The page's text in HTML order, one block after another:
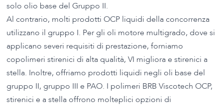
solo olio base del Gruppo II.
Al contrario, molti prodotti OCP liquidi della concorrenza
utilizzano il gruppo I. Per gli oli motore multigrado, dove si
applicano severi requisiti di prestazione, forniamo
copolimeri stirenici di alta qualità, VI migliora e stirenici a
stella. Inoltre, offriamo prodotti liquidi negli oli base del
gruppo II, gruppo III e PAO. I polimeri BRB Viscotech OCP,
stirenici e a stella offrono molteplici opzioni di